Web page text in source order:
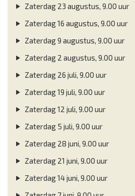
Zaterdag 23 augustus, 9.00 uur
Zaterdag 16 augustus, 9.00 uur
Zaterdag 9 augustus, 9.00 uur
Zaterdag 2 augustus, 9.00 uur
Zaterdag 26 juli, 9.00 uur
Zaterdag 19 juli, 9.00 uur
Zaterdag 12 juli, 9.00 uur
Zaterdag 5 juli, 9.00 uur
Zaterdag 28 juni, 9.00 uur
Zaterdag 21 juni, 9.00 uur
Zaterdag 14 juni, 9.00 uur